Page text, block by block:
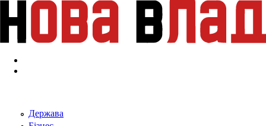
Перейти к основному содержанию
Держава